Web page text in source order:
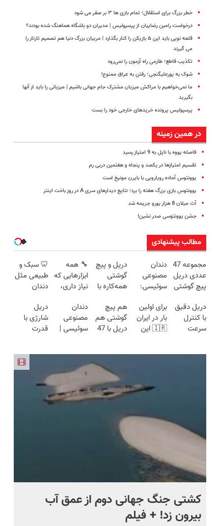
خطر بزرگ برای استقلال؛ تمام بازی ها ۳ بر صفر می شود
درخواست رامین رضاییان از پرسپولیس | مدیران دو باشگاه هماهنگ شده بودند؟
قلعه نویی باید این ۵ بازیکن را کنار بگذارد | مربیان بزرگ دنیا هم تصمیم تارتار را
می گیرند
تکذیب قاطع؛‌ طارمی راه آزمون را نمی‌رود
شوک به پورعلیگنجی؛ رفتن به عراق ممنوع!
ما نمی‌خواهیم با مراکش میزبان مشترک جام جهانی باشیم |‌ میزبانی را باید از آنها
بگیرید
پرسپولیس پرونده خریدهای خارجی خود را بست
در همین زمینه
فاصله یووه با ناپل به 9 امتیاز رسید
تقسیم امتیازها در یکصد و پنجاه و هفتمین دربی رم
یوونتوس آماده رویارویی با بایرن مونیخ است
یوونتوس بازی بزرگ هفته را برد؛ نتایج دیدار‌های سری A در روز باخت اینتر
آث میلان 8 هزار یورو جریمه شد
جشن یوونتوسی صدر نشین!
مطالب پیشنهادی
مجموعه 47
عددی دریل
پیچ گوشتی
(تخفیف به
مدت
محدود)
دندان
مصنوعی
سوئیسی:
فناوری
اروپا، سبک
و مقاوم |
قسطی
دریل و پیچ
گوشتی
همه‌کاره با
هوشمند ⚙️
(نصف
قیمت بازار
🔧 همه
ابزارهایی که
نیاز داری،
جمع شده!
تخفیف به
مدت
🦷 سبک و
طبیعی مثل
دندان
نصب آسان
و پرداخت
اقساطی 💳
دریل دقیق
با کنترل
سرعت
برای اولین
بار در ایران
🇮🇷 این
هم پیچ
گوشتی هم
دریل با 47
تخفیف داره
بخرش!🔥
دندان
مصنوعی
سوئیسی |
ویزیت
رایگان+پرداخت
اقساطی😍
دریل
شارژی با
قدرت
با گارانتی
تعویض)
کشتی‌ جنگ جهانی دوم از عمق آب
بیرون زد! + فیلم